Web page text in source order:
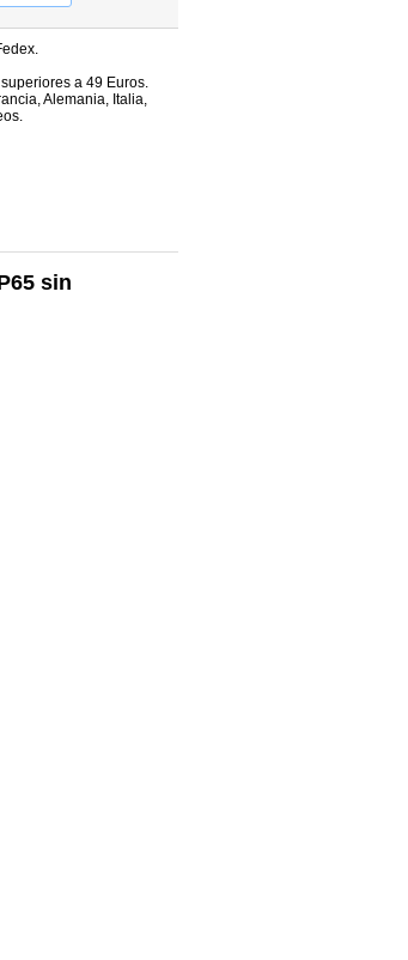
a 49 Euros.
Alemania, Italia,
sin